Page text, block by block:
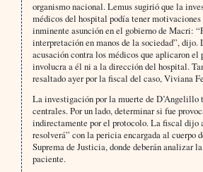
organismo nacional. Lemus sugirió que la
médicos del hospital podía tener
inminente asunción en el gobierno de Macri:
interpretación en manos de la sociedad”, dijo.
acusación contra los médicos que aplicaron el
involucra a él ni a la dirección del hospital.
resaltado ayer por la fiscal del caso, Viviana
La investigación por la muerte de D’Angelillo
centrales. Por un lado, determinar si fue
indirectamente por el protocolo. La fiscal dijo
resolverá” con la pericia encargada al cuerpo
Suprema de Justicia, donde deberán analizar
paciente.